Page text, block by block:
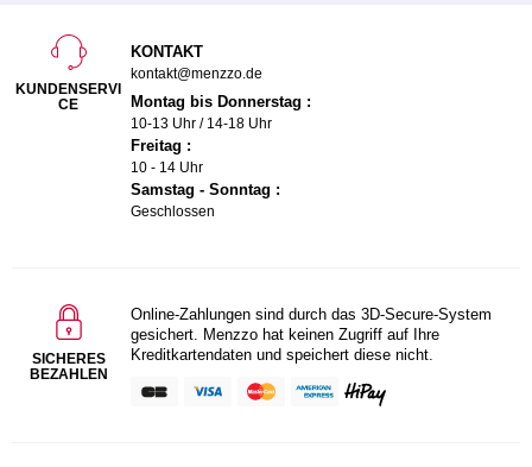
KUNDENSERVI
CE
KONTAKT
kontakt@menzzo.de
Montag bis Donnerstag :
10-13 Uhr / 14-18 Uhr
Freitag :
10 - 14 Uhr
Samstag - Sonntag :
Geschlossen
SICHERES
BEZAHLEN
Online-Zahlungen sind durch das 3D-Secure-System
gesichert. Menzzo hat keinen Zugriff auf Ihre
Kreditkartendaten und speichert diese nicht.